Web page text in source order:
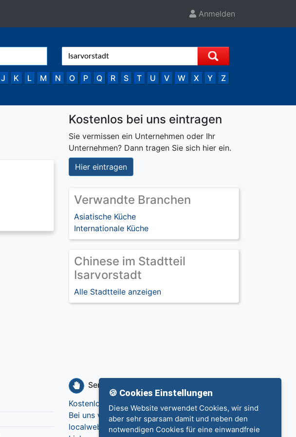
Anmelden
J K L M N O P Q R S T U V W X Y Z
Kostenlos bei uns eintragen
Sie vermissen ein Unternehmen oder Ihr
Unternehmen? Dann tragen Sie sich hier ein.
Hier eintragen
Verwandte Branchen
Asiatische Küche
Internationale Küche
Chinese im Stadtteil
Isarvorstadt
Alle Stadtteile anzeigen
Service
Kostenlos eintragen
Bei uns werben
localweb.de
Datenschutz
Impressum
Kontakt
🍪 Cookies Einstellungen
Diese Website verwendet Cookies, wir sind
aber sehr sparsam damit und neben den
notwendigen Cookies für eine einwandfreie